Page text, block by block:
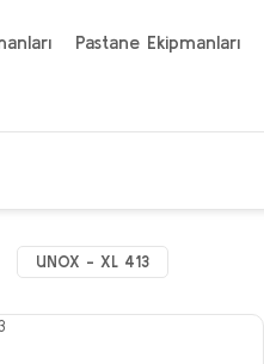
Pastane Ekipmanları
UNOX - XL 413